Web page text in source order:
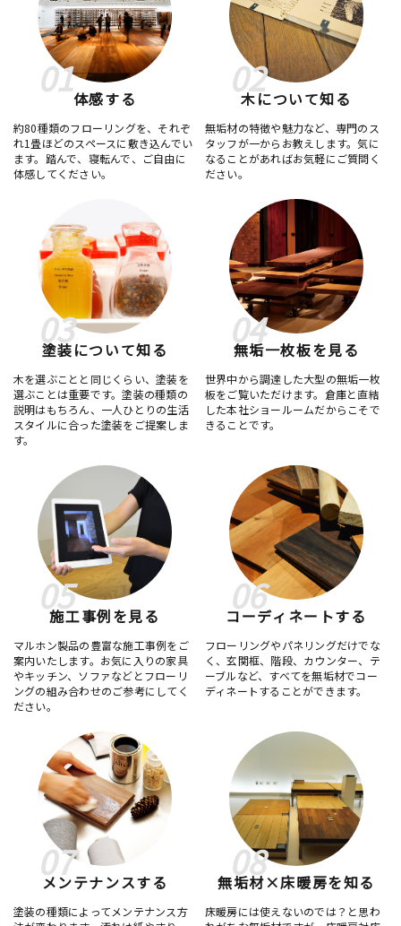
01体感する
約80種類のフローリングを、それぞ
れ1畳ほどのスペースに敷き込んでい
ます。踏んで、寝転んで、ご自由に
体感してください。
02
木について知る
無垢材の特徴や魅力など、専門のス
タッフが一からお教えします。気に
なることがあればお気軽にご質問く
ださい。
03
塗装について知る
木を選ぶことと同じくらい、塗装を
選ぶことは重要です。塗装の種類の
説明はもちろん、一人ひとりの生活
スタイルに合った塗装をご提案しま
す。
04
無垢一枚板を見る
世界中から調達した大型の無垢一枚
板をご覧いただけます。倉庫と直結
した本社ショールームだからこそで
きることです。
05
施工事例を見る
マルホン製品の豊富な施工事例をご
案内いたします。お気に入りの家具
やキッチン、ソファなどとフローリ
ングの組み合わせのご参考にしてく
ださい。
06
コーディネートする
フローリングやパネリングだけでな
く、玄関框、階段、カウンター、テ
ーブルなど、すべてを無垢材でコー
ディネートすることができます。
07
メンテナンスする
塗装の種類によってメンテナンス方
08
無垢材×床暖房を知る
床暖房には使えないのでは？と思わ